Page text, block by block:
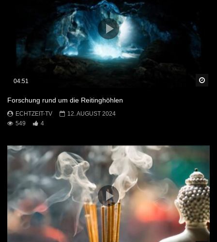
04:51
Forschung rund um die Reitinghöhlen
ECHTZEIT-TV
12. AUGUST 2024
549
4